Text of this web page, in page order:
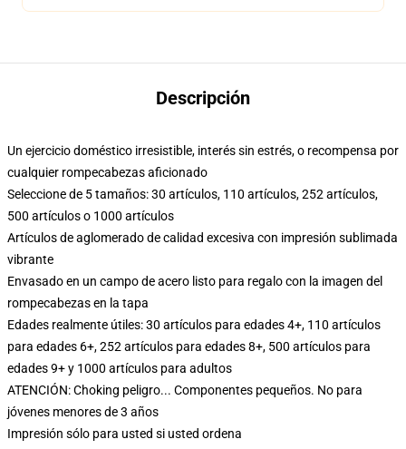
Descripción
Un ejercicio doméstico irresistible, interés sin estrés, o recompensa por
cualquier rompecabezas aficionado
Seleccione de 5 tamaños: 30 artículos, 110 artículos, 252 artículos,
500 artículos o 1000 artículos
Artículos de aglomerado de calidad excesiva con impresión sublimada
vibrante
Envasado en un campo de acero listo para regalo con la imagen del
rompecabezas en la tapa
Edades realmente útiles: 30 artículos para edades 4+, 110 artículos
para edades 6+, 252 artículos para edades 8+, 500 artículos para
edades 9+ y 1000 artículos para adultos
ATENCIÓN: Choking peligro... Componentes pequeños. No para
jóvenes menores de 3 años
Impresión sólo para usted si usted ordena